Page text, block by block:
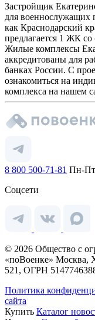
Застройщик
для военнослужащих
как Краснодарский
предлагается 1 ЖК
Жилые комплексы
аккредитованы для
банках России. С
ознакомиться на
комплекса на нашем
8 800 500-71-81 Пн-Пт
Соцсети
© 2026 Общество с
«поВоенке» Москва,
521, ОГРН
Политика
сайта
Купить Каталог